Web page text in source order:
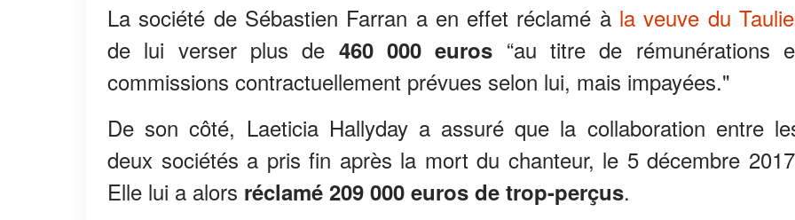
La société de Sébastien Farran a en effet réclamé à la veuve du
de lui verser plus de 460 000 euros “au titre de rémunérations
commissions contractuellement prévues selon lui, mais impayées."
De son côté, Laeticia Hallyday a assuré que la collaboration entre
deux sociétés a pris fin après la mort du chanteur, le 5 décembre
Elle lui a alors réclamé 209 000 euros de trop-perçus.